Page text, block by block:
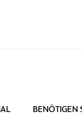
BENÖTIGEN